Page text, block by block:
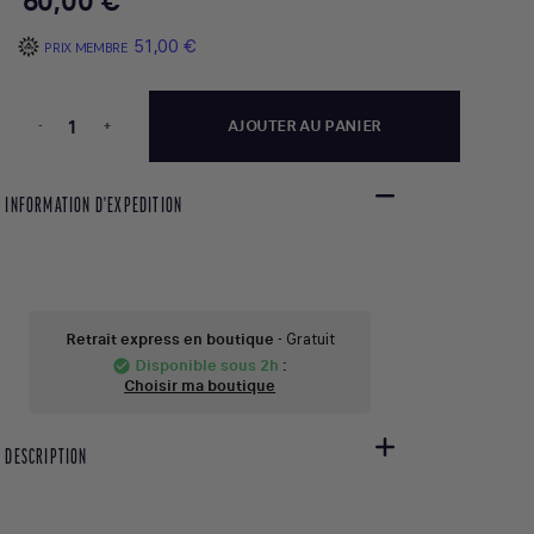
PRIX MEMBRE 51,00 €
- + AJOUTER AU PANIER
INFORMATION D'EXPEDITION
Retrait express en boutique - Gratuit
check_circle Disponible sous 2h :
Choisir ma boutique
DESCRIPTION